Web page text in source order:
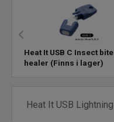
Flugbindning
Flugfiske
Heat It USB C Insect bite
healer (Finns i lager)